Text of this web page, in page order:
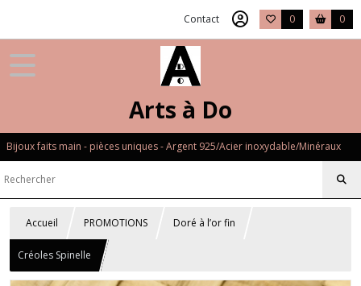
Contact 0 0
Arts à Do
Bijoux faits main - pièces uniques - Argent 925/Acier inoxydable/Minéraux
Accueil PROMOTIONS Doré à l’or fin
Créoles Spinelle